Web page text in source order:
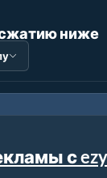
ниже
с